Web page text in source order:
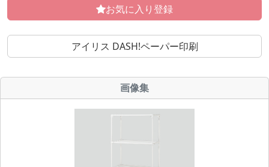
お気に入り登録
アイリス DASH!ペーパー印刷
画像集